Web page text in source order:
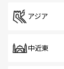
アジア
中近東